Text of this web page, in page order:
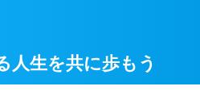
人生を共に歩もう